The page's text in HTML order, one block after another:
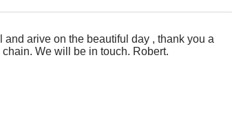
arive on the beautiful day , thank you a
We will be in touch. Robert.